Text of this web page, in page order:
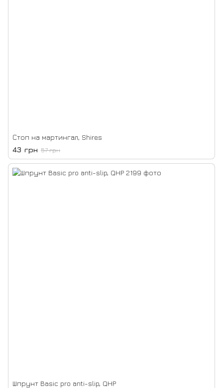
Стоп на мартингал, Shires
43 грн 57 грн
Шпрунт Basic pro anti-slip, QHP